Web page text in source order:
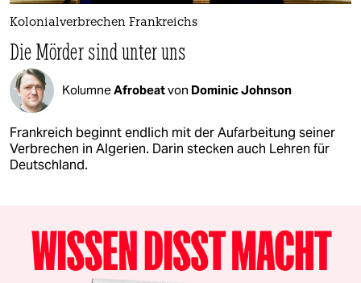
Kolonialverbrechen Frankreichs
Die Mörder sind unter uns
KolumneAfrobeatvon Dominic Johnson
Frankreich beginnt endlich mit der Aufarbeitung seiner
Verbrechen in Algerien. Darin stecken auch Lehren für
Deutschland.